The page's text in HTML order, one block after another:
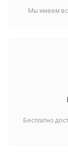
Мы имеем
Бесплатно